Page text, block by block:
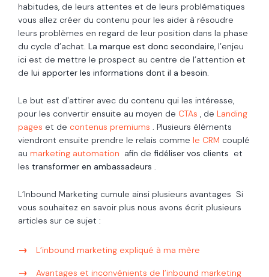
habitudes, de leurs attentes et de leurs problématiques
vous allez créer du contenu pour les aider à résoudre
leurs problèmes en regard de leur position dans la phase
du cycle d’achat. La marque est donc secondaire, l’enjeu
ici est de mettre le prospect au centre de l’attention et
de lui apporter les informations dont il a besoin.
Le but est d'attirer avec du contenu qui les intéresse,
pour les convertir ensuite au moyen de CTAs , de Landing
pages et de contenus premiums . Plusieurs éléments
viendront ensuite prendre le relais comme le CRM couplé
au marketing automation afin de fidéliser vos clients et
les transformer en ambassadeurs .
L’Inbound Marketing cumule ainsi plusieurs avantages Si
vous souhaitez en savoir plus nous avons écrit plusieurs
articles sur ce sujet :
L’inbound marketing expliqué à ma mère
Avantages et inconvénients de l’inbound marketing